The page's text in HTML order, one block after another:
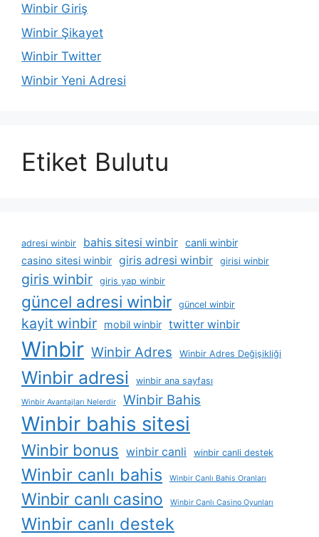
Winbir Giriş
Winbir Şikayet
Winbir Twitter
Winbir Yeni Adresi
Etiket Bulutu
adresi winbir bahis sitesi winbir canli winbir
casino sitesi winbir giris adresi winbir girisi winbir
giris winbir giris yap winbir
güncel adresi winbir güncel winbir
kayit winbir mobil winbir twitter winbir
Winbir Winbir Adres Winbir Adres Değişikliği
Winbir adresi winbir ana sayfası
Winbir Avantajları Nelerdir Winbir Bahis
Winbir bahis sitesi
Winbir bonus winbir canli winbir canli destek
Winbir canlı bahis Winbir Canlı Bahis Oranları
Winbir canlı casino Winbir Canlı Casino Oyunları
Winbir canlı destek